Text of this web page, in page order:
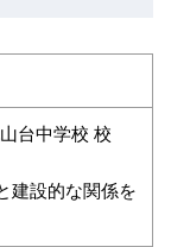
台中学校 校
建設的な関係を